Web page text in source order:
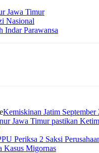
Jawa Timur
Nasional
Indar Parawansa
Kemiskinan Jatim
Jawa Timur pastikan
Periksa 2 Saksi
Kasus Migornas